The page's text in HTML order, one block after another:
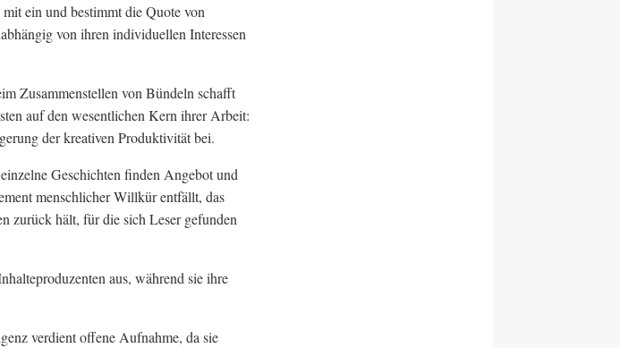
ein und bestimmt die Quote von
von ihren individuellen Interessen
Zusammenstellen von Bündeln schafft
auf den wesentlichen Kern ihrer Arbeit:
der kreativen Produktivität bei.
Geschichten finden Angebot und
menschlicher Willkür entfällt, das
zurück hält, für die sich Leser gefunden
aus, während sie ihre
verdient offene Aufnahme, da sie